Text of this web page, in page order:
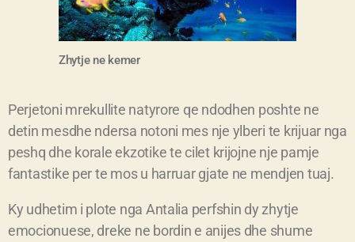
Zhytje ne kemer
Perjetoni mrekullite natyrore qe ndodhen poshte ne
detin mesdhe ndersa notoni mes nje ylberi te krijuar nga
peshq dhe korale ekzotike te cilet krijojne nje pamje
fantastike per te mos u harruar gjate ne mendjen tuaj.
Ky udhetim i plote nga Antalia perfshin dy zhytje
emocionuese, dreke ne bordin e anijes dhe shume